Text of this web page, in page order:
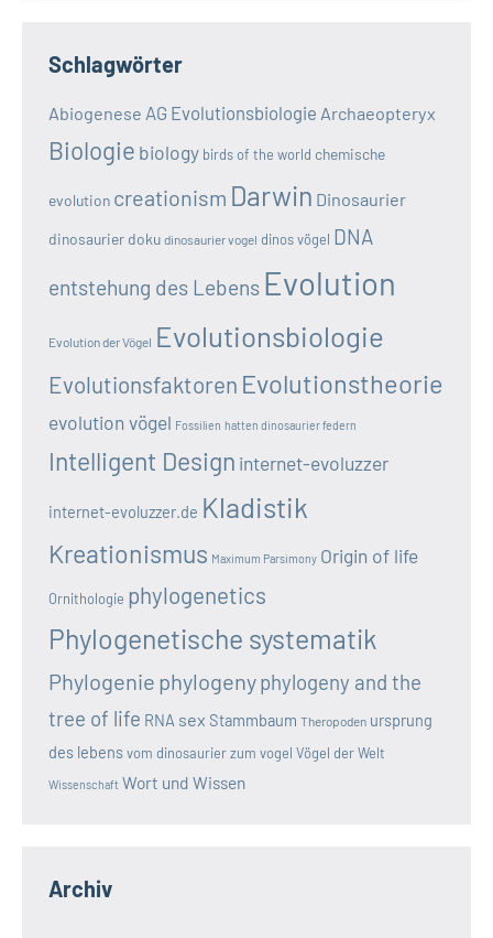
Schlagwörter
Abiogenese AG Evolutionsbiologie Archaeopteryx
Biologie biology birds of the world chemische
evolution creationism Darwin Dinosaurier
dinosaurier doku dinosaurier vogel dinos vögel DNA
entstehung des Lebens Evolution
Evolution der Vögel Evolutionsbiologie
Evolutionsfaktoren Evolutionstheorie
evolution vögel Fossilien hatten dinosaurier federn
Intelligent Design internet-evoluzzer
internet-evoluzzer.de Kladistik
Kreationismus Maximum Parsimony Origin of life
Ornithologie phylogenetics
Phylogenetische systematik
Phylogenie phylogenyphylogeny and the
tree of life RNA sex Stammbaum Theropoden ursprung
des lebensvom dinosaurier zum vogel Vögel der Welt
Wissenschaft Wort und Wissen
Archiv